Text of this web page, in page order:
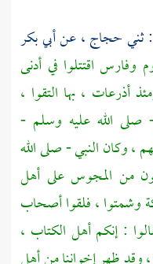
ثنيحجاج ،عنأبي بكر
وفارس اقتتلوا في أدنى
أذرعات ، بها التقوا ،
صلى الله عليه وسلم -
، وكان النبي - صلى الله
من المجوسعلى أهل
وشمتوا ، فلقوا أصحاب
: إنكم أهل الكتاب ،